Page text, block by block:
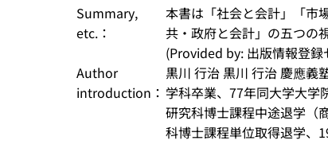
Summary,
etc.：
本書は「社会と会計」「市
共・政府と会計」の五つの
(Provided by: 出版情報登録
Author
introduction：
黒川 行治 黒川 行治 慶應義
学科卒業、77年同大学大学
研究科博士課程中途退学（
科博士課程単位取得退学、